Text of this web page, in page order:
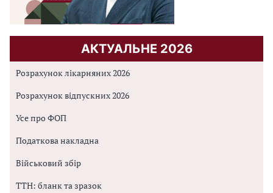
АКТУАЛЬНЕ 2026
Розрахунок лікарняних 2026
Розрахунок відпускних 2026
Усе про ФОП
Податкова накладна
Військовий збір
ТТН: бланк та зразок